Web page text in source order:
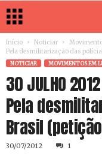
Início Noticiar
Pela desmilitarização das
NOTICIAR MOVIMENTOS EM
30 JULHO
Pela
Brasil
30/07/2012 1